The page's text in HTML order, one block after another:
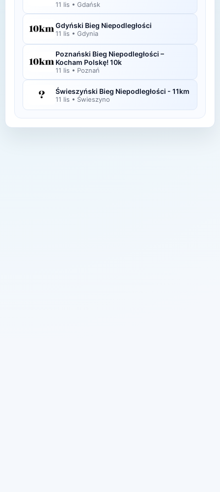
11 lis • Gdańsk
Gdyński Bieg Niepodległości
11 lis • Gdynia
Poznański Bieg Niepodległości –
Kocham Polskę! 10k
11 lis • Poznań
Świeszyński Bieg Niepodległości - 11km
11 lis • Świeszyno